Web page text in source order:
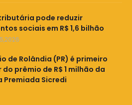
pode reduzir
sociais em R$ 1,6 bilhão
de Rolândia (PR) é primeiro
prêmio de R$ 1 milhão da
Premiada Sicredi